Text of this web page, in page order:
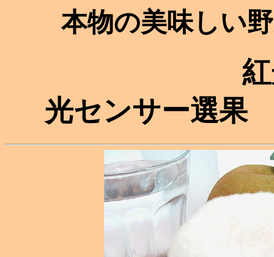
本物の美味しい
光センサー選果